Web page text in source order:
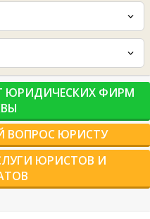
ЮРИДИЧЕСКИХ ФИРМ
ВОПРОС ЮРИСТУ
ЮРИСТОВ И